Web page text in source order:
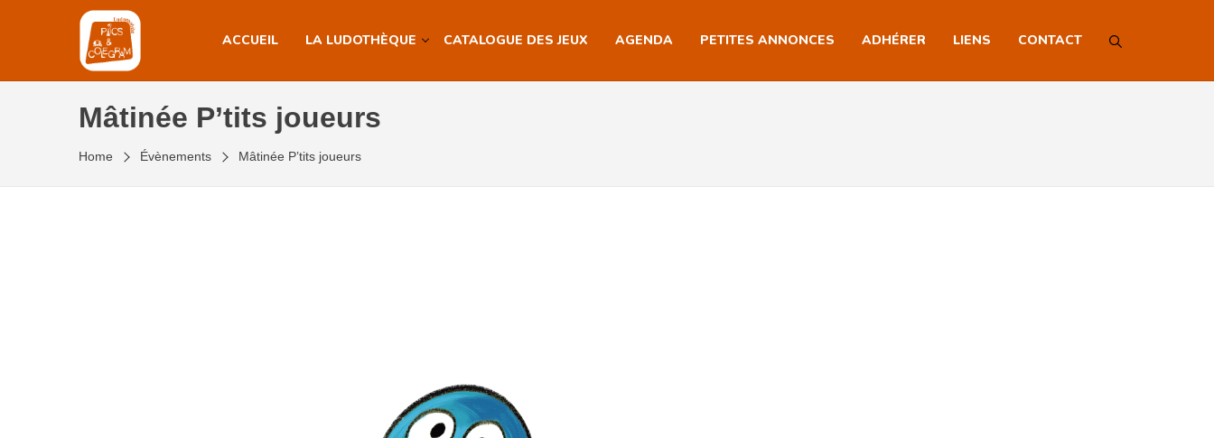
ACCUEIL LA LUDOTHÈQUE CATALOGUE DES JEUX AGENDA PETITES ANNONCES ADHÉRER LIENS CONTACT
Mâtinée P’tits joueurs
Home Évènements Mâtinée P’tits joueurs